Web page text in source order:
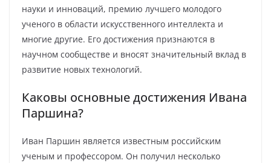
науки и инноваций, премию лучшего молодого
ученого в области искусственного интеллекта и
многие другие. Его достижения признаются в
научном сообществе и вносят значительный вклад в
развитие новых технологий.
Каковы основные достижения Ивана
Паршина?
Иван Паршин является известным российским
ученым и профессором. Он получил несколько